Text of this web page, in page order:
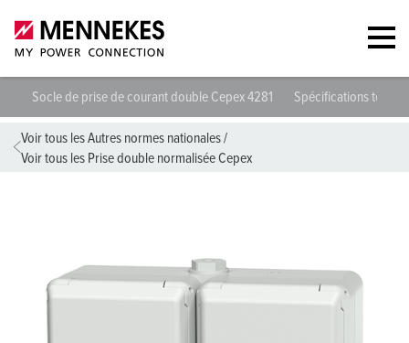
Socle de prise de courant double Cepex 4281 Spécifications
Voir tous les Autres normes nationales/
Voir tous les Prise double normalisée Cepex